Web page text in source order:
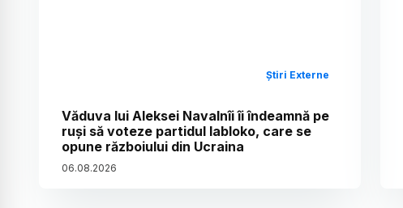
Știri Externe
Văduva lui Aleksei Navalnîi îi îndeamnă pe
ruși să voteze partidul Iabloko, care se
opune războiului din Ucraina
06.08.2026